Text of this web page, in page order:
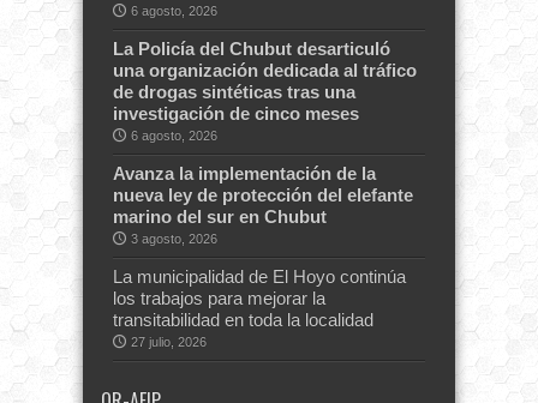
6 agosto, 2026
La Policía del Chubut desarticuló
una organización dedicada al tráfico
de drogas sintéticas tras una
investigación de cinco meses
6 agosto, 2026
Avanza la implementación de la
nueva ley de protección del elefante
marino del sur en Chubut
3 agosto, 2026
La municipalidad de El Hoyo continúa
los trabajos para mejorar la
transitabilidad en toda la localidad
27 julio, 2026